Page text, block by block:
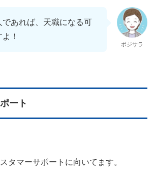
あれば、天職になる可
！
ポジサラ
ート
タマーサポートに向いてます。